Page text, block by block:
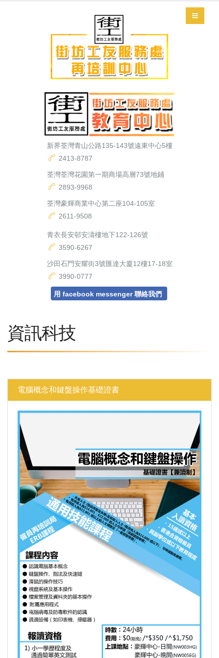
新界荃灣青山公路135-143號遠東中心5樓
2413-8787
荃灣荃灣花園第一期商場高層73號地鋪
2893-9968
荃灣豪輝商業中心第二座104-105室
2611-9508
青衣長安邨安濤樓地下122-126號
3590-6267
沙田石門安耀街3號匯達大廈12樓17-18室
3990-0777
用 facebook messenger 聯絡我們
資訊科技
電腦概念和鍵盤操作基礎證書